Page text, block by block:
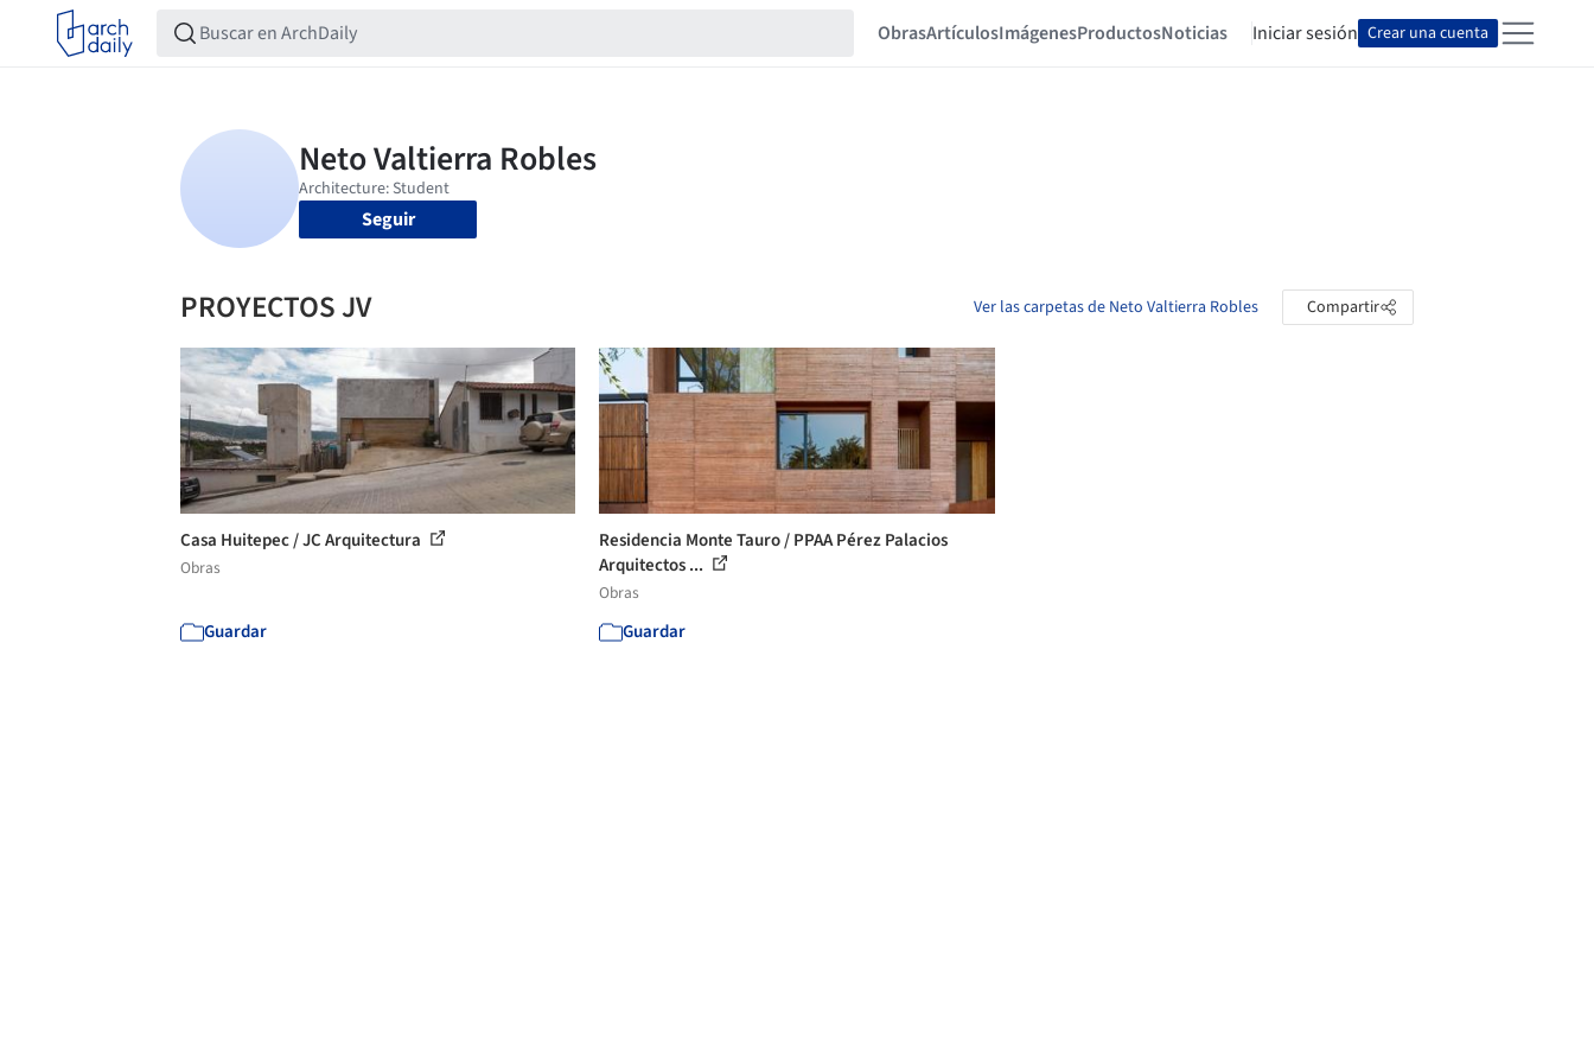
ObrasArtículosImágenesProductosNoticias Iniciar sesión Crear una cuenta
Seguir
PROYECTOS JV Ver las carpetas de Neto Valtierra Robles Compartir
Casa Huitepec / JC Arquitectura
Obras
Guardar
Residencia Monte Tauro / PPAA Pérez Palacios
Arquitectos ...
Obras
Guardar